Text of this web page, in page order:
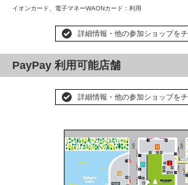
イオンカード、 電子マネーWAONカード ：利用
詳細情報・他の参加ショップを
PayPay 利用可能店舗
詳細情報・他の参加ショップを